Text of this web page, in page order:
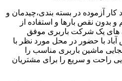
کار آزموده در بسته بندی،چیدمان و
و بدون نقص بارها و استفاده از
های یک شرکت باربری موفق
با حضور در محل مورد نظر با
ماشین باربری مناسب را
راحت و سریع را برای مشتریان